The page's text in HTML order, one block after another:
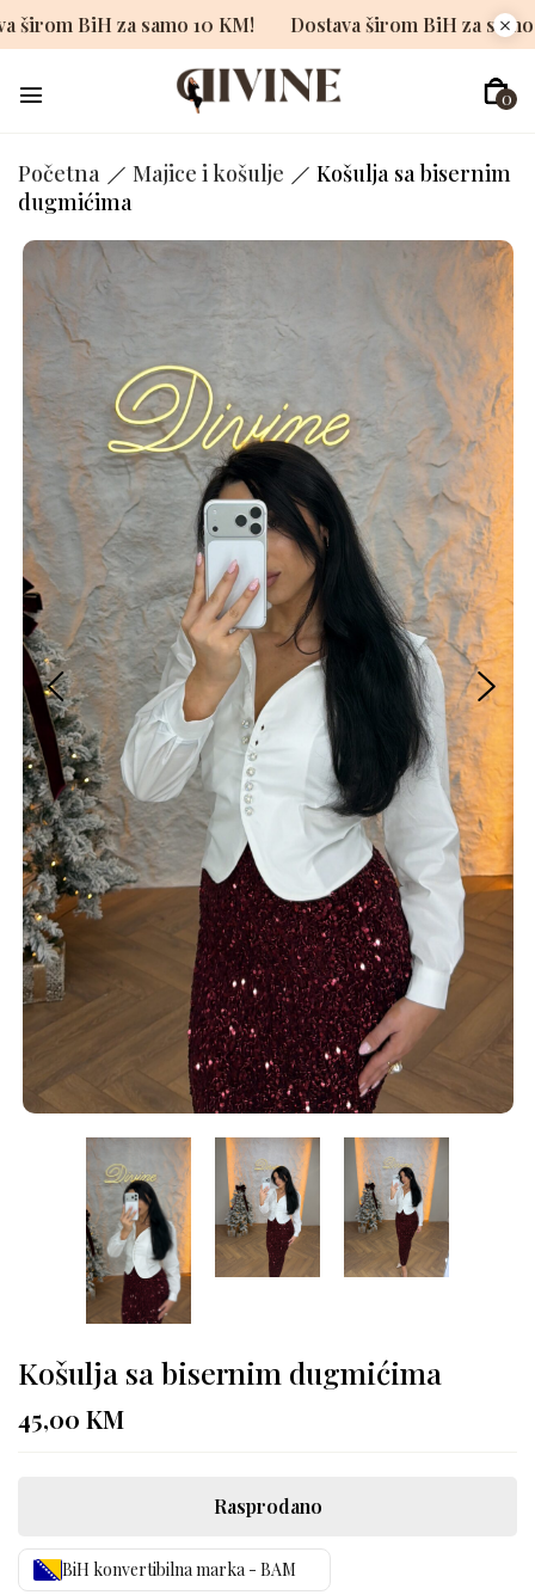
Dostava širom BiH za samo 10 KM! Dostava širom BiH
0
Početna Majice i košulje
Košulja sa bisernim
dugmićima
Košulja sa bisernim dugmićima
45,00 KM
Rasprodano
BiH konvertibilna marka - BAM